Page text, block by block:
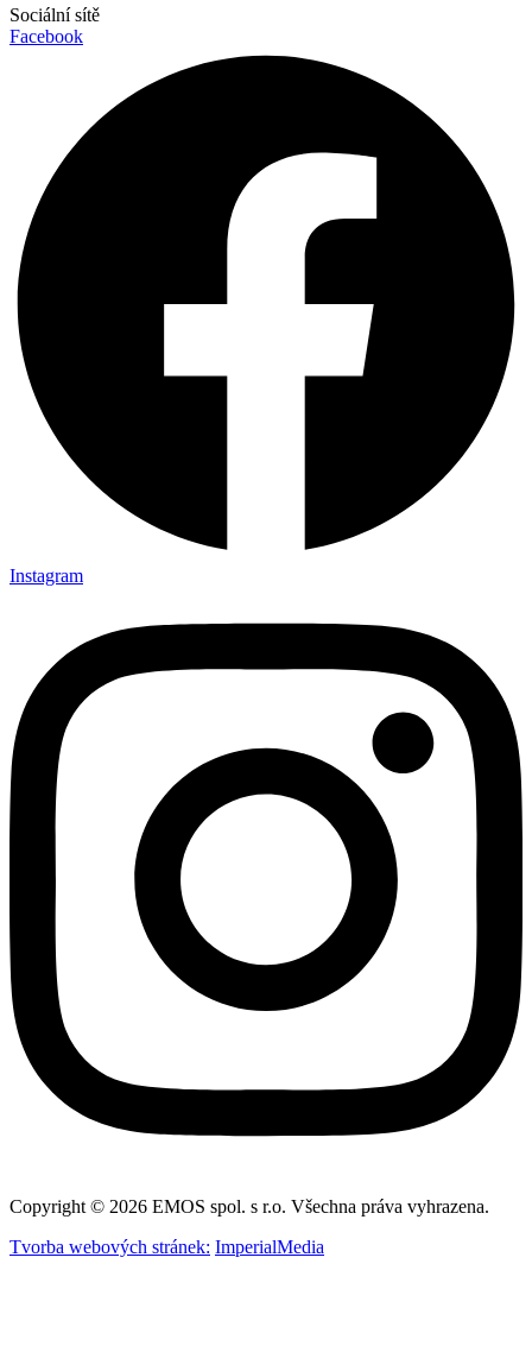
Sociální sítě
Facebook
Instagram
Copyright © 2026 EMOS spol. s r.o. Všechna práva vyhrazena.
Tvorba webových stránek: ImperialMedia